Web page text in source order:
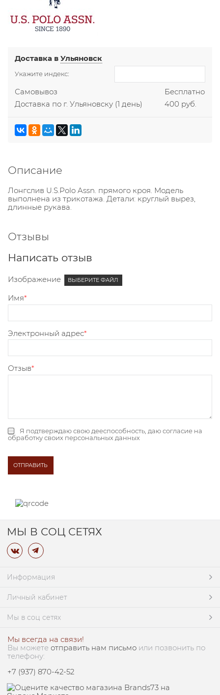
Доставка вУльяновск
Укажите индекс:
Самовывоз
Бесплатно
Доставка по г. Ульяновску (1 день) 400 руб.
Описание
Лонгслив U.S.Polo Assn. прямого кроя. Модель
выполнена из трикотажа. Детали: круглый вырез,
длинные рукава.
Отзывы
Написать отзыв
Изображение ВЫБЕРИТЕ ФАЙЛ
Имя
Электронный адрес
Отзыв
Я подтверждаю свою дееспособность, даюсогласие на
обработку своих персональных данных
МЫ В СОЦ СЕТЯХ
Информация
Личный кабинет
Мы в соц сетях
Мы всегда на связи!
Вы можете отправить нам письмо или позвонить по
телефону:
+7 (937) 870-42-52